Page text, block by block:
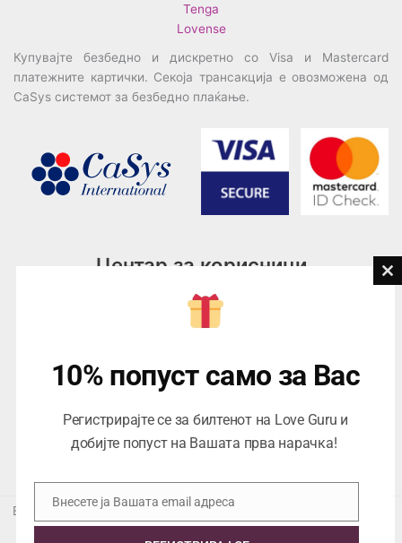
Tenga
Lovense
Купувајте безбедно и дискретно со Visa и Mastercard
платежните картички. Секоја трансакција е овозможена од
CaSys системот за безбедно плаќање.
Центар за корисници
076945497; 076945498
contact@loveguru.mk
Саб – Нед: 10-18
Еуропеан Траде Дооел Скопје, Варшавска 5/1 -5, 1000 Скопје,
ЕДБ 4057021558024
10% попуст само за Вас
Регистрирајте се за билтенот на Love Guru и
добијте попуст на Вашата прва нарачка!
Email
Внесете ја Вашата email адреса